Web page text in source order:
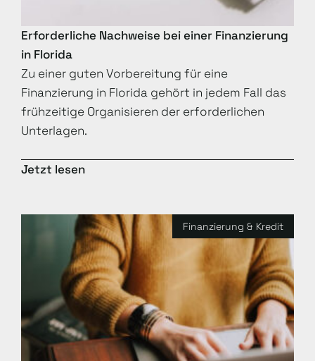
Erforderliche Nachweise bei einer Finanzierung
in Florida
Zu einer guten Vorbereitung für eine
Finanzierung in Florida gehört in jedem Fall das
frühzeitige Organisieren der erforderlichen
Unterlagen.
Jetzt lesen
Finanzierung & Kredit